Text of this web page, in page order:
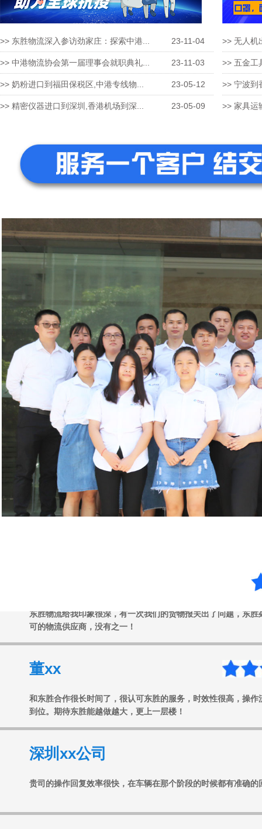
>> 东胜物流深入参访劲家庄：探索中港... 23-11-04
>> 中港物流协会第一届理事会就职典礼... 23-11-03
>> 奶粉进口到福田保税区,中港专线物... 23-05-12
>> 精密仪器进口到深圳,香港机场到深... 23-05-09
>> 无人机
>> 五金工
>> 宁波到
>> 家具运
可的物流供应商，没有之一！
到位。期待东胜能越做越大，更上一层楼！